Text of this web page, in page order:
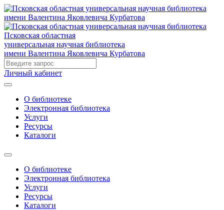
Псковская областная
универсальная научная библиотека
имени Валентина Яковлевича Курбатова
Личный кабинет
О библиотеке
Электронная библиотека
Услуги
Ресурсы
Каталоги
О библиотеке
Электронная библиотека
Услуги
Ресурсы
Каталоги